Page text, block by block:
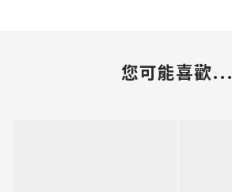
您可能喜歡...